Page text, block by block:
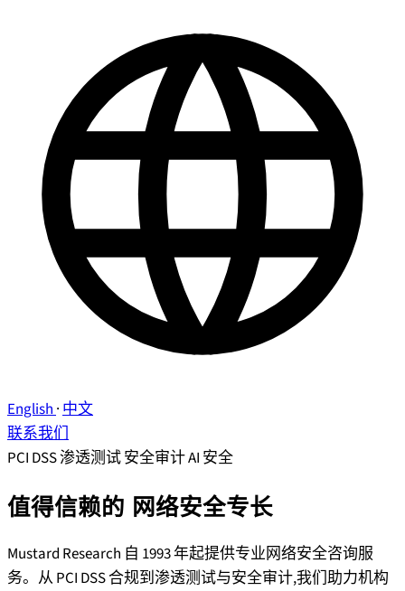
English·中文
联系我们
PCI DSS渗透测试安全审计AI 安全
值得信赖的 网络安全专长
Mustard Research 自 1993 年起提供专业网络安全咨询服
务。从 PCI DSS 合规到渗透测试与安全审计,我们助力机构